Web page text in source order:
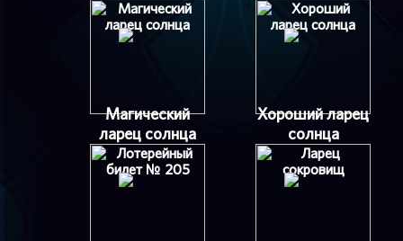
Магический
ларец солнца
Хороший ларец
солнца